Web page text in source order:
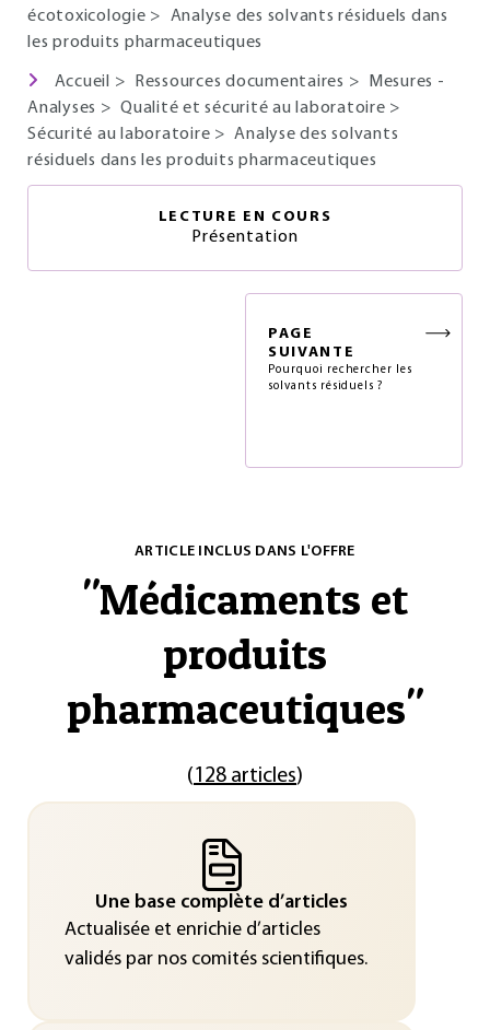
écotoxicologie > Analyse des solvants résiduels dans
les produits pharmaceutiques
Accueil > Ressources documentaires >
Mesures -
Analyses > Qualité et sécurité au laboratoire >
Sécurité au laboratoire >Analyse des solvants
résiduels dans les produits pharmaceutiques
LECTURE EN COURS
Présentation
PAGE
SUIVANTE
Pourquoi rechercher les
solvants résiduels ?
ARTICLE INCLUS DANS L'OFFRE
"Médicaments et
produits
pharmaceutiques"
(128 articles)
Une base complète d’articles
Actualisée et enrichie d’articles
validés par nos comités scientifiques.